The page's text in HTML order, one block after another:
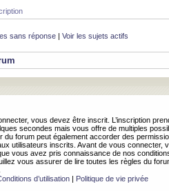
sans réponse | Voir les sujets actifs
vous devez être inscrit. L’inscription
secondes mais vous offre de multiples
du forum peut également accorder des
utilisateurs inscrits. Avant de vous connecter,
vous avez pris connaissance de nos
vous assurer de lire toutes les règles du
d’utilisation| Politique de vie privée